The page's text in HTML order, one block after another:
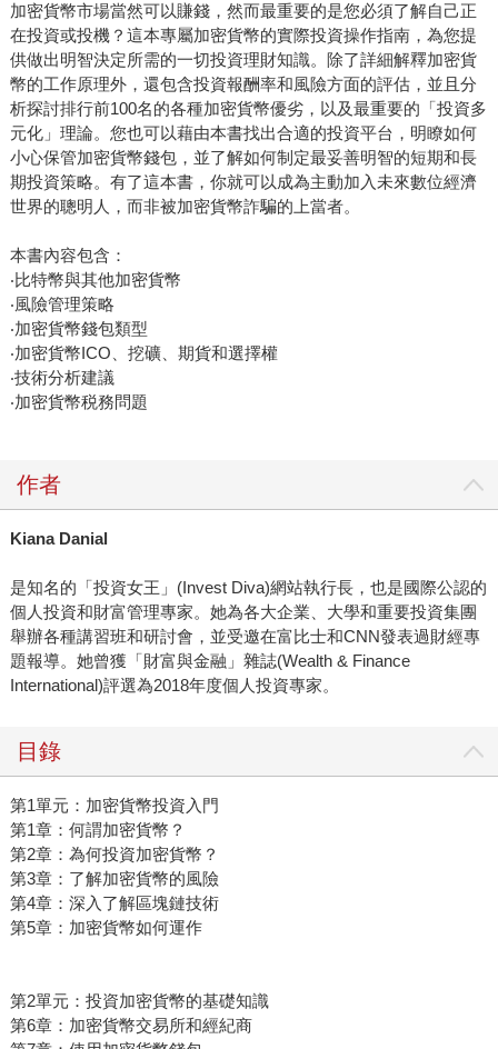
加密貨幣市場當然可以賺錢，然而最重要的是您必須了解自己正
在投資或投機？這本專屬加密貨幣的實際投資操作指南，為您提
供做出明智決定所需的一切投資理財知識。除了詳細解釋加密貨
幣的工作原理外，還包含投資報酬率和風險方面的評估，並且分
析探討排行前100名的各種加密貨幣優劣，以及最重要的「投資多
元化」理論。您也可以藉由本書找出合適的投資平台，明瞭如何
小心保管加密貨幣錢包，並了解如何制定最妥善明智的短期和長
期投資策略。有了這本書，你就可以成為主動加入未來數位經濟
世界的聰明人，而非被加密貨幣詐騙的上當者。
本書內容包含：
‧比特幣與其他加密貨幣
‧風險管理策略
‧加密貨幣錢包類型
‧加密貨幣ICO、挖礦、期貨和選擇權
‧技術分析建議
‧加密貨幣税務問題
作者
Kiana Danial
是知名的「投資女王」(Invest Diva)網站執行長，也是國際公認的
個人投資和財富管理專家。她為各大企業、大學和重要投資集團
舉辦各種講習班和研討會，並受邀在富比士和CNN發表過財經專
題報導。她曾獲「財富與金融」雜誌(Wealth & Finance
International)評選為2018年度個人投資專家。
目錄
第1單元：加密貨幣投資入門
第1章：何謂加密貨幣？
第2章：為何投資加密貨幣？
第3章：了解加密貨幣的風險
第4章：深入了解區塊鏈技術
第5章：加密貨幣如何運作
第2單元：投資加密貨幣的基礎知識
第6章：加密貨幣交易所和經紀商